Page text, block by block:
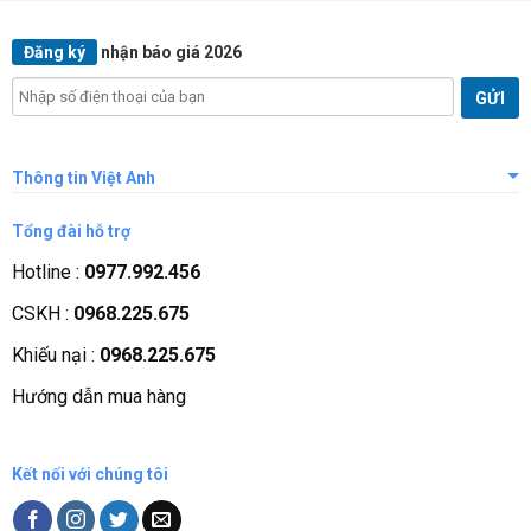
Đăng ký nhận báo giá 2026
Thông tin Việt Anh
Giới thiệu công ty
Tầm nhìn sứ mệnh
Quá trình phát triển
Các chứng nhận
Liên hệ, góp ý
Tổng đài hỗ trợ
Hotline : 0977.992.456
CSKH : 0968.225.675
Khiếu nại : 0968.225.675
Hướng dẫn mua hàng
Kết nối với chúng tôi